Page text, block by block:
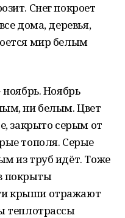
Снег покроет
дома, деревья,
мир белым
ноябрь. Ноябрь
ни белым. Цвет
закрыто серым от
тополя. Серые
из труб идёт. Тоже
покрыты
крыши отражают
теплотрассы